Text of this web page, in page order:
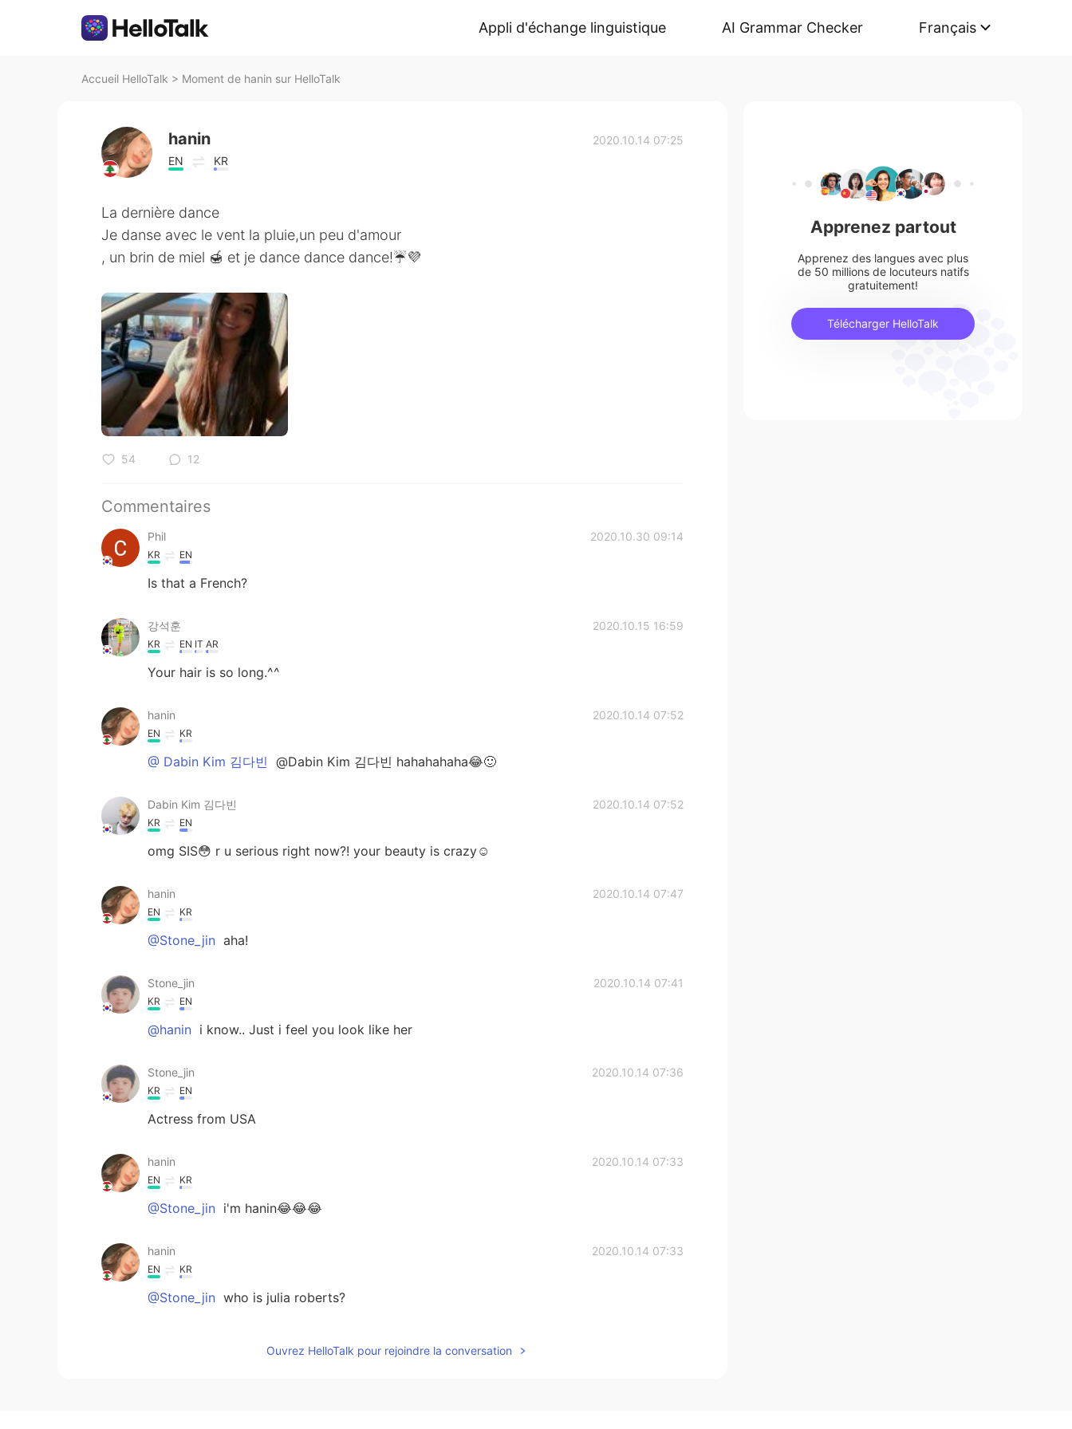
Appli d'échange linguistique AI Grammar Checker Français
Accueil HelloTalk > Moment de hanin sur HelloTalk
hanin
EN KR
2020.10.14 07:25
La dernière dance
Je danse avec le vent la pluie,un peu d'amour
, un brin de miel 🍯 et je dance dance dance!☔💜
54 12
Commentaires
Phil 2020.10.30 09:14
KR EN
Is that a French?
강석훈 2020.10.15 16:59
KR EN IT AR
Your hair is so long.^^
hanin 2020.10.14 07:52
EN KR
@ Dabin Kim 김다빈 @Dabin Kim 김다빈 hahahahaha😂🙂
Dabin Kim 김다빈 2020.10.14 07:52
KR EN
omg SIS😳 r u serious right now?! your beauty is crazy☺
hanin 2020.10.14 07:47
EN KR
@Stone_jin aha!
Stone_jin 2020.10.14 07:41
KR EN
@hanin i know.. Just i feel you look like her
Stone_jin 2020.10.14 07:36
KR EN
Actress from USA
hanin 2020.10.14 07:33
EN KR
@Stone_jin i'm hanin😂😂😂
hanin 2020.10.14 07:33
EN KR
@Stone_jin who is julia roberts?
Ouvrez HelloTalk pour rejoindre la conversation
Apprenez partout
Apprenez des langues avec plus
de 50 millions de locuteurs natifs
gratuitement!
Télécharger HelloTalk